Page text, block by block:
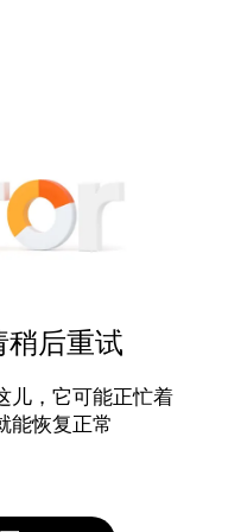
稍后重试
儿，它可能正忙着
能恢复正常